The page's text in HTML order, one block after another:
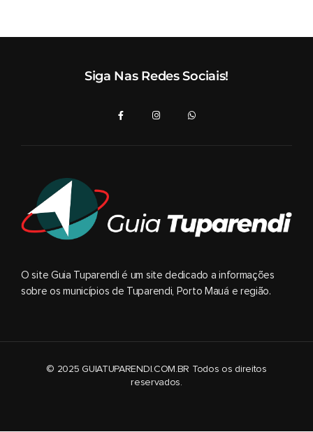
Siga Nas Redes Sociais!
O site Guia Tuparendi é um site dedicado a informações
sobre os municípios de Tuparendi, Porto Mauá e região.
© 2025 GUIATUPARENDI.COM.BR Todos os direitos
reservados.